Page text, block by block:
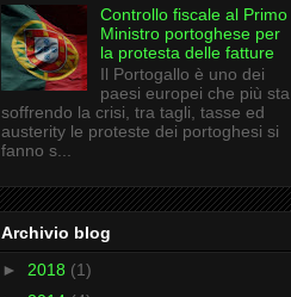
Controllo fiscale al Primo
Ministro portoghese per
la protesta delle fatture
Il Portogallo è uno dei
paesi europei che più sta
soffrendo la crisi, tra tagli, tasse ed
austerity le proteste dei portoghesi si
fanno s...
Archivio blog
► 2018 (1)